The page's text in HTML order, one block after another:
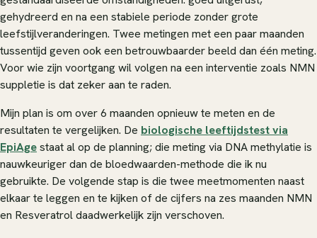
gehydreerd en na een stabiele periode zonder grote
leefstijlveranderingen. Twee metingen met een paar maanden
tussentijd geven ook een betrouwbaarder beeld dan één meting.
Voor wie zijn voortgang wil volgen na een interventie zoals NMN
suppletie is dat zeker aan te raden.
Mijn plan is om over 6 maanden opnieuw te meten en de
resultaten te vergelijken. De biologische leeftijdstest via
EpiAgestaat al op de planning; die meting via DNA methylatie is
nauwkeuriger dan de bloedwaarden-methode die ik nu
gebruikte. De volgende stap is die twee meetmomenten naast
elkaar te leggen en te kijken of de cijfers na zes maanden NMN
en Resveratrol daadwerkelijk zijn verschoven.